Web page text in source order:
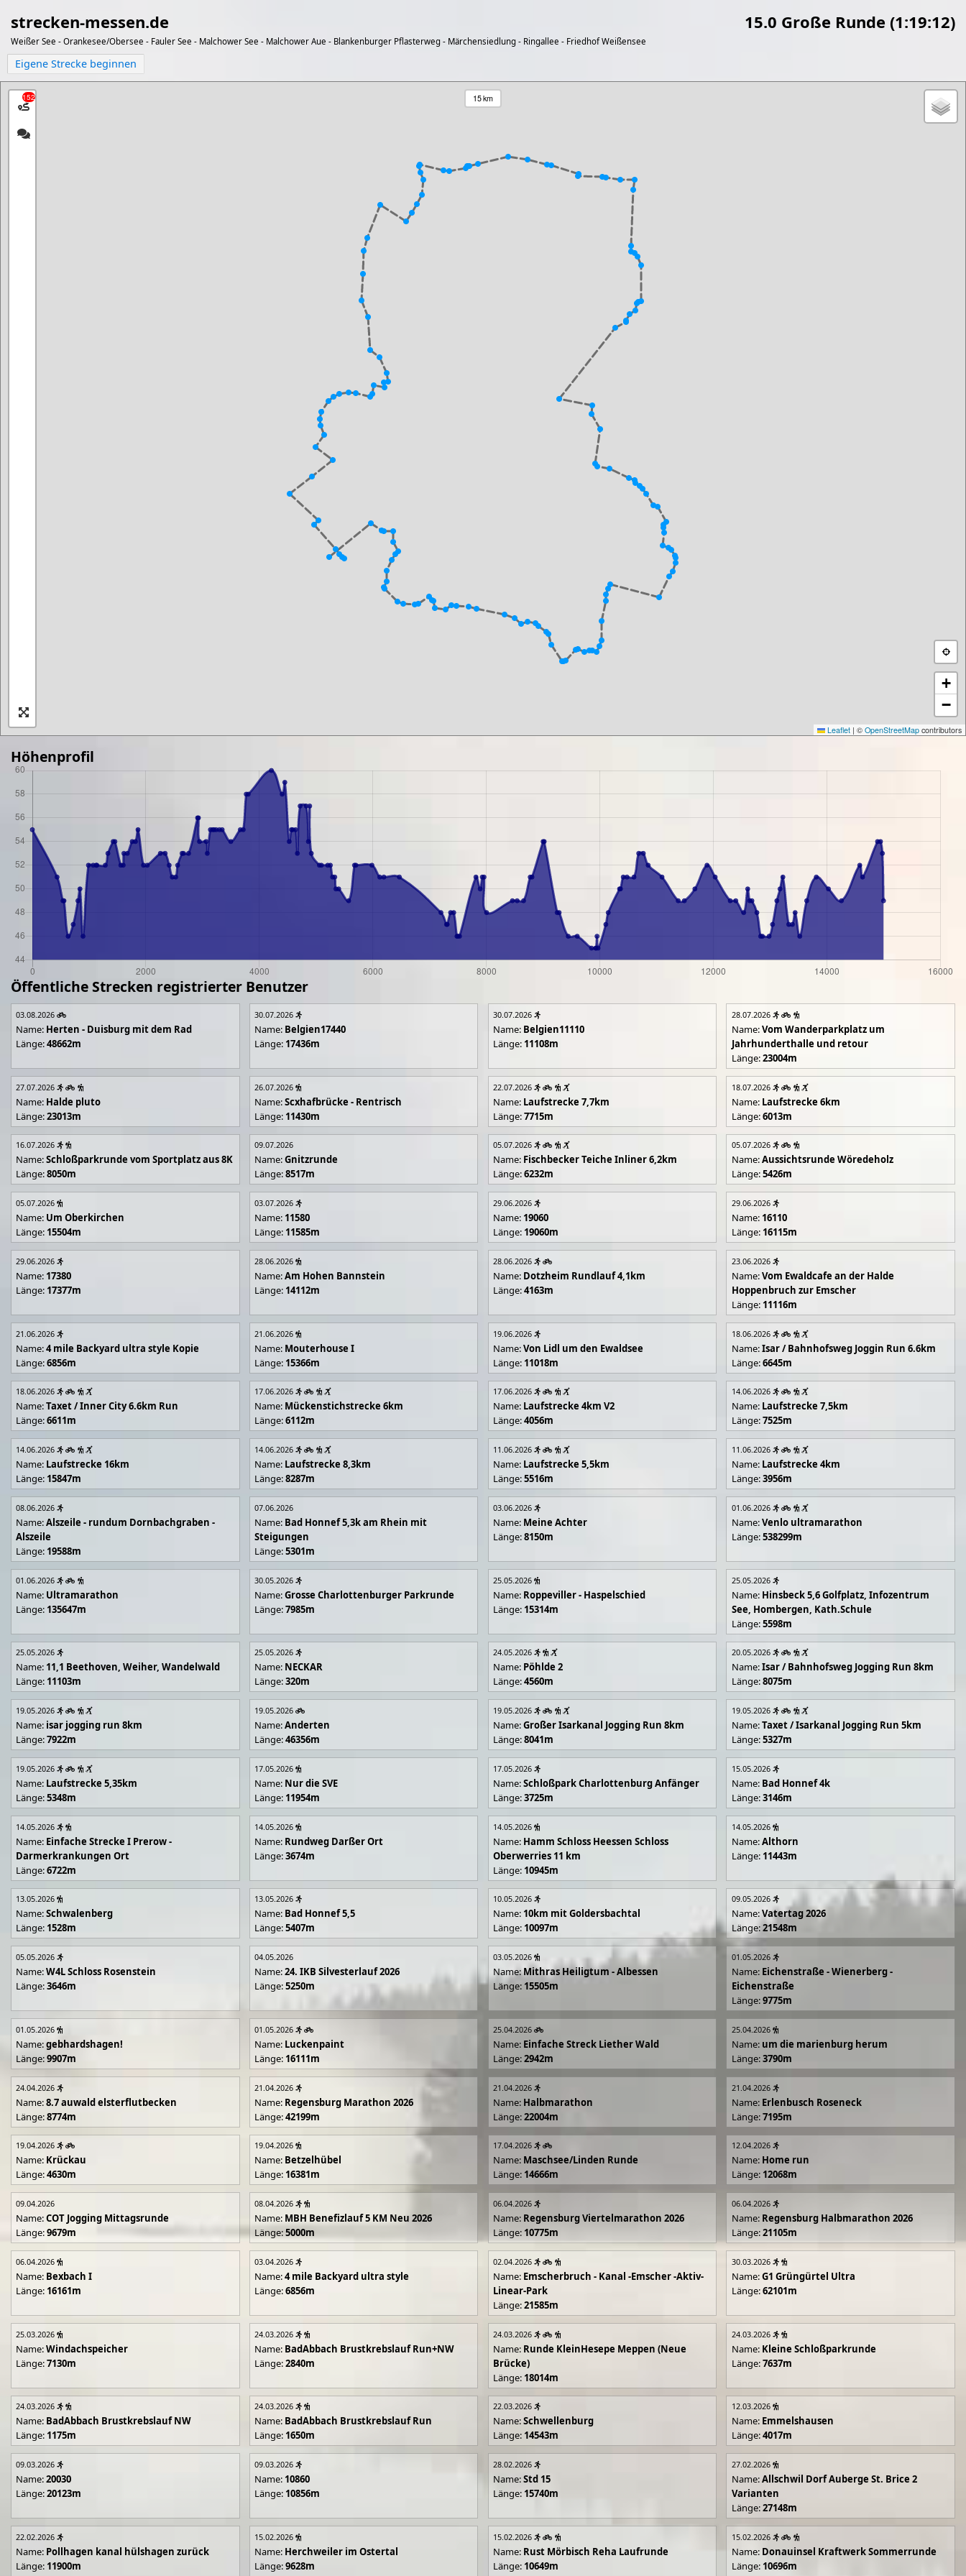
strecken-messen.de 15.0 Große Runde (1:19:12)
Weißer See - Orankesee/Obersee - Fauler See - Malchower See - Malchower Aue - Blankenburger Pflasterweg - Märchensiedlung - Ringallee - Friedhof Weißensee
Eigene Strecke beginnen
152 15 km
+
−
Leaflet | © OpenStreetMap contributors
Höhenprofil
Öffentliche Strecken registrierter Benutzer
03.08.2026
Name: Herten - Duisburg mit dem Rad
Länge:48662m
30.07.2026
Name: Belgien17440
Länge: 17436m
30.07.2026
Name: Belgien11110
Länge: 11108m
28.07.2026
Name:Vom Wanderparkplatz um
Jahrhunderthalle und retour
Länge:23004m
27.07.2026
Name: Halde pluto
Länge:23013m
26.07.2026
Name:Scxhafbrücke - Rentrisch
Länge: 11430m
22.07.2026
Name: Laufstrecke 7,7km
Länge:7715m
18.07.2026
Name: Laufstrecke 6km
Länge:6013m
16.07.2026
Name:Schloßparkrunde vom Sportplatz aus 8K
Länge:8050m
09.07.2026
Name:Gnitzrunde
Länge:8517m
05.07.2026
Name: Fischbecker Teiche Inliner 6,2km
Länge:6232m
05.07.2026
Name:Aussichtsrunde Wöredeholz
Länge:5426m
05.07.2026
Name: Um Oberkirchen
Länge: 15504m
03.07.2026
Name: 11580
Länge: 11585m
29.06.2026
Name: 19060
Länge: 19060m
29.06.2026
Name: 16110
Länge: 16115m
29.06.2026
Name: 17380
Länge: 17377m
28.06.2026
Name:Am Hohen Bannstein
Länge: 14112m
28.06.2026
Name: Dotzheim Rundlauf 4,1km
Länge:4163m
23.06.2026
Name:Vom Ewaldcafe an der Halde
Hoppenbruch zur Emscher
Länge: 11116m
21.06.2026
Name:4 mile Backyard ultra style Kopie
Länge:6856m
21.06.2026
Name: Mouterhouse I
Länge: 15366m
19.06.2026
Name:Von Lidl um den Ewaldsee
Länge: 11018m
18.06.2026
Name:Isar / Bahnhofsweg Joggin Run 6.6km
Länge:6645m
18.06.2026
Name:Taxet / Inner City 6.6km Run
Länge:6611m
17.06.2026
Name: Mückenstichstrecke 6km
Länge:6112m
17.06.2026
Name: Laufstrecke 4km V2
Länge:4056m
14.06.2026
Name: Laufstrecke 7,5km
Länge:7525m
14.06.2026
Name: Laufstrecke 16km
Länge: 15847m
14.06.2026
Name: Laufstrecke 8,3km
Länge:8287m
11.06.2026
Name: Laufstrecke 5,5km
Länge:5516m
11.06.2026
Name: Laufstrecke 4km
Länge:3956m
08.06.2026
Name:Alszeile - rundum Dornbachgraben -
Alszeile
Länge: 19588m
07.06.2026
Name: Bad Honnef 5,3k am Rhein mit
Steigungen
Länge:5301m
03.06.2026
Name: Meine Achter
Länge:8150m
01.06.2026
Name:Venlo ultramarathon
Länge:538299m
01.06.2026
Name: Ultramarathon
Länge: 135647m
30.05.2026
Name:Grosse Charlottenburger Parkrunde
Länge:7985m
25.05.2026
Name: Roppeviller - Haspelschied
Länge: 15314m
25.05.2026
Name: Hinsbeck 5,6 Golfplatz, Infozentrum
See, Hombergen, Kath.Schule
Länge:5598m
25.05.2026
Name: 11,1 Beethoven, Weiher, Wandelwald
Länge: 11103m
25.05.2026
Name: NECKAR
Länge:320m
24.05.2026
Name: Pöhlde 2
Länge:4560m
20.05.2026
Name:Isar / Bahnhofsweg Jogging Run 8km
Länge:8075m
19.05.2026
Name: isar jogging run 8km
Länge:7922m
19.05.2026
Name:Anderten
Länge:46356m
19.05.2026
Name:Großer Isarkanal Jogging Run 8km
Länge:8041m
19.05.2026
Name:Taxet / Isarkanal Jogging Run 5km
Länge:5327m
19.05.2026
Name: Laufstrecke 5,35km
Länge:5348m
17.05.2026
Name: Nur die SVE
Länge: 11954m
17.05.2026
Name:Schloßpark Charlottenburg Anfänger
Länge:3725m
15.05.2026
Name: Bad Honnef 4k
Länge:3146m
14.05.2026
Name: Einfache Strecke I Prerow -
Darmerkrankungen Ort
Länge:6722m
14.05.2026
Name: Rundweg Darßer Ort
Länge:3674m
14.05.2026
Name: Hamm Schloss Heessen Schloss
Oberwerries 11 km
Länge: 10945m
14.05.2026
Name:Althorn
Länge: 11443m
13.05.2026
Name:Schwalenberg
Länge: 1528m
13.05.2026
Name: Bad Honnef 5,5
Länge:5407m
10.05.2026
Name: 10km mit Goldersbachtal
Länge: 10097m
09.05.2026
Name:Vatertag 2026
Länge:21548m
05.05.2026
Name:W4L Schloss Rosenstein
Länge:3646m
04.05.2026
Name:24. IKB Silvesterlauf 2026
Länge:5250m
03.05.2026
Name:Mithras Heiligtum - Albessen
Länge: 15505m
01.05.2026
Name: Eichenstraße - Wienerberg -
Eichenstraße
Länge:9775m
01.05.2026
Name:gebhardshagen!
Länge:9907m
01.05.2026
Name: Luckenpaint
Länge: 16111m
25.04.2026
Name: Einfache Streck Liether Wald
Länge:2942m
25.04.2026
Name: um die marienburg herum
Länge:3790m
24.04.2026
Name:8.7 auwald elsterflutbecken
Länge:8774m
21.04.2026
Name: Regensburg Marathon 2026
Länge:42199m
21.04.2026
Name: Halbmarathon
Länge:22004m
21.04.2026
Name: Erlenbusch Roseneck
Länge:7195m
19.04.2026
Name: Krückau
Länge:4630m
19.04.2026
Name: Betzelhübel
Länge: 16381m
17.04.2026
Name: Maschsee/Linden Runde
Länge: 14666m
12.04.2026
Name: Home run
Länge: 12068m
09.04.2026
Name:COT Jogging Mittagsrunde
Länge:9679m
08.04.2026
Name: MBH Benefizlauf 5 KM Neu 2026
Länge:5000m
06.04.2026
Name: Regensburg Viertelmarathon 2026
Länge: 10775m
06.04.2026
Name: Regensburg Halbmarathon 2026
Länge:21105m
06.04.2026
Name: Bexbach I
Länge: 16161m
03.04.2026
Name:4 mile Backyard ultra style
Länge:6856m
02.04.2026
Name: Emscherbruch - Kanal -Emscher -Aktiv-
Linear-Park
Länge:21585m
30.03.2026
Name:G1 Grüngürtel Ultra
Länge:62101m
25.03.2026
Name:Windachspeicher
Länge:7130m
24.03.2026
Name: BadAbbach Brustkrebslauf Run+NW
Länge:2840m
24.03.2026
Name: Runde KleinHesepe Meppen (Neue
Brücke)
Länge: 18014m
24.03.2026
Name: Kleine Schloßparkrunde
Länge:7637m
24.03.2026
Name: BadAbbach Brustkrebslauf NW
Länge: 1175m
24.03.2026
Name: BadAbbach Brustkrebslauf Run
Länge: 1650m
22.03.2026
Name:Schwellenburg
Länge: 14543m
12.03.2026
Name: Emmelshausen
Länge:4017m
09.03.2026
Name:20030
Länge:20123m
09.03.2026
Name: 10860
Länge: 10856m
28.02.2026
Name:Std 15
Länge: 15740m
27.02.2026
Name:Allschwil Dorf Auberge St. Brice 2
Varianten
Länge:27148m
22.02.2026
Name: Pollhagen kanal hülshagen zurück
Länge: 11900m
15.02.2026
Name: Herchweiler im Ostertal
Länge:9628m
15.02.2026
Name: Rust Mörbisch Reha Laufrunde
Länge: 10649m
15.02.2026
Name: Donauinsel Kraftwerk Sommerrunde
Länge: 10696m